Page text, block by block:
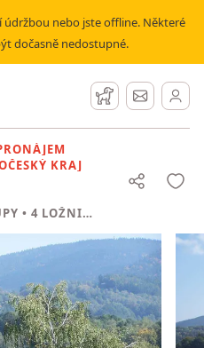
údržbou nebo jste offline. Některé
dočasně nedostupné.
Hlídací pes
Zprávy
KRAJ
• 4 LOŽNICE BEZ REALITKY